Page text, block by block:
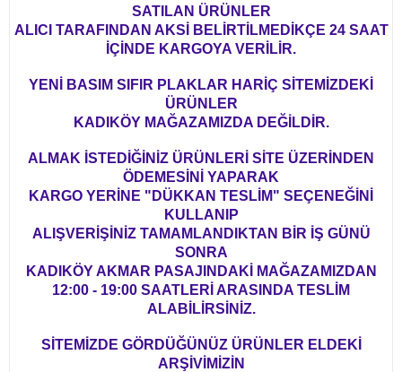
SATILAN ÜRÜNLER
ALICI TARAFINDAN AKSİ BELİRTİLMEDİKÇE 24 SAAT
İÇİNDE KARGOYA VERİLİR.
YENİ BASIM SIFIR PLAKLAR HARİÇ SİTEMİZDEKİ
ÜRÜNLER
KADIKÖY MAĞAZAMIZDA DEĞİLDİR.
ALMAK İSTEDİĞİNİZ ÜRÜNLERİ SİTE ÜZERİNDEN
ÖDEMESİNİ YAPARAK
KARGO YERİNE "DÜKKAN TESLİM" SEÇENEĞİNİ
KULLANIP
ALIŞVERİŞİNİZ TAMAMLANDIKTAN BİR İŞ GÜNÜ
SONRA
KADIKÖY AKMAR PASAJINDAKİ MAĞAZAMIZDAN
12:00 - 19:00 SAATLERİ ARASINDA TESLİM
ALABİLİRSİNİZ.
SİTEMİZDE GÖRDÜĞÜNÜZ ÜRÜNLER ELDEKİ
ARŞİVİMİZİN